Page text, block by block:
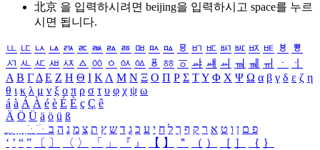
北京 을 입력하시려면 beijing을 입력하시고 space를 누르
시면 됩니다.
ㅥ ㅦ ㅧ ㅨ ㅩ ㅪ ㅫ ㅬ ㅭ ㅮ ㅯ ㅰ ㅱ ㅲ ㅳ ㅴ ㅵ ㅶ ㅷ ㅸ
ㅹ
ㅺ ㅻ ㅼ ㅽ ㅾ ㅿ ㆀ ㆁ ㆂ ㆃ ㆄ ㆅ ㆆ ㆇ ㆈ ㆉ ㆊ ㆋ ㆌ ㆍ
ㆎ
Α Β ΓΔ Ε Ζ Η Θ Ι ΚΛ Μ Ν Ξ Ο Π Ρ Σ ΤΥ Φ Χ Ψ Ω α β γ δ ε ζ η
θ ι κ λ μ ν ξ ο π ρ σ τ υ φ χ ψ ω
á à Á À é è É È ç Ç ê
Ä Ö Ü ä ö ü ß
ִֶֹ ֻּ ׁׂ פ ם ן ו ט א ר ק ף ך ל ח י ע כ ג ד ש ץ ת צ מ נ ה ב
‘ ’ “ ” 〔 〕 〈 〉 「 」 『 』 【 】 ＂ （ ） ［ ］ ｛ ｝